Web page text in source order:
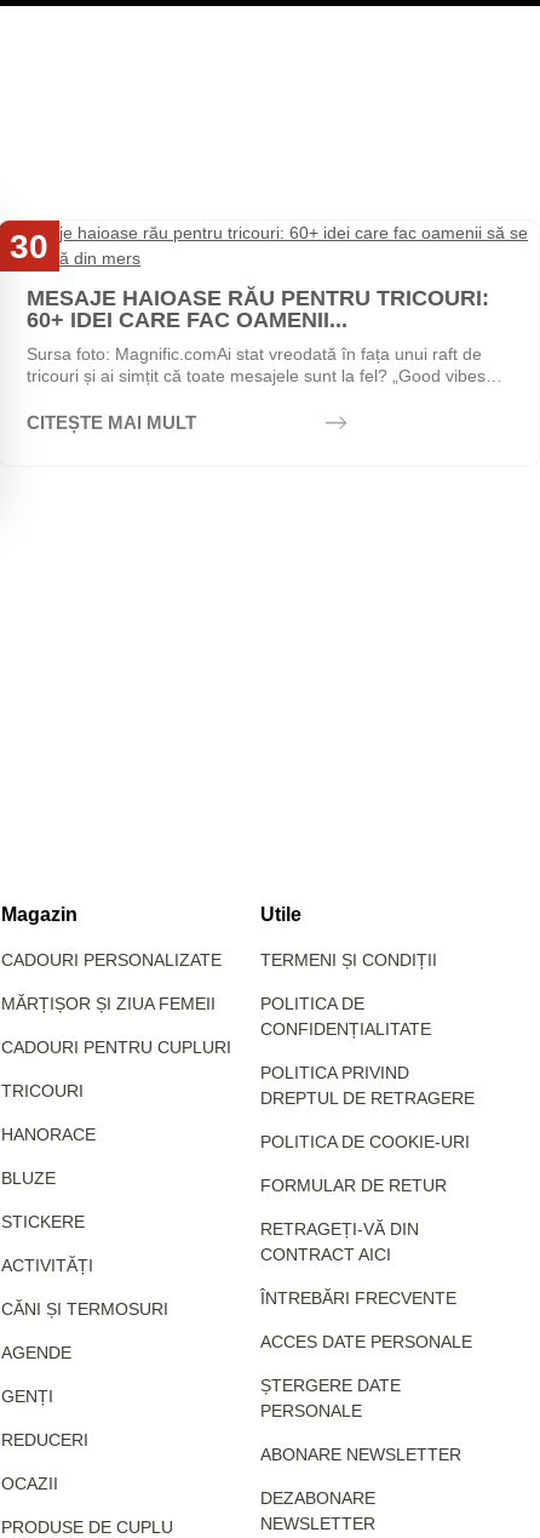
30
MESAJE HAIOASE RĂU PENTRU TRICOURI:
60+ IDEI CARE FAC OAMENII...
Sursa foto: Magnific.comAi stat vreodată în fața unui raft de
tricouri și ai simțit că toate mesajele sunt la fel? „Good vibes
CITEȘTE MAI MULT
Magazin
CADOURI PERSONALIZATE
MĂRȚIȘOR ȘI ZIUA FEMEII
CADOURI PENTRU CUPLURI
TRICOURI
HANORACE
BLUZE
STICKERE
ACTIVITĂȚI
CĂNI ȘI TERMOSURI
AGENDE
GENȚI
REDUCERI
OCAZII
PRODUSE DE CUPLU
Utile
TERMENI ȘI CONDIȚII
POLITICA DE
CONFIDENȚIALITATE
POLITICA PRIVIND
DREPTUL DE RETRAGERE
POLITICA DE COOKIE-URI
FORMULAR DE RETUR
RETRAGEȚI-VĂ DIN
CONTRACT AICI
ÎNTREBĂRI FRECVENTE
ACCES DATE PERSONALE
ȘTERGERE DATE
PERSONALE
ABONARE NEWSLETTER
DEZABONARE
NEWSLETTER